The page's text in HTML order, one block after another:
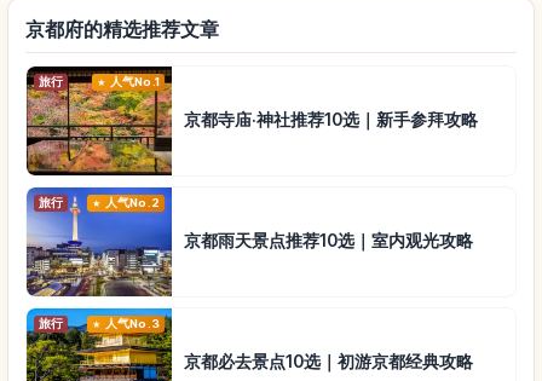
京都府的精选推荐文章
旅行 人气No.1
京都寺庙·神社推荐10选｜新手参拜攻略
旅行 人气No.2
京都雨天景点推荐10选｜室内观光攻略
旅行 人气No.3
京都必去景点10选｜初游京都经典攻略